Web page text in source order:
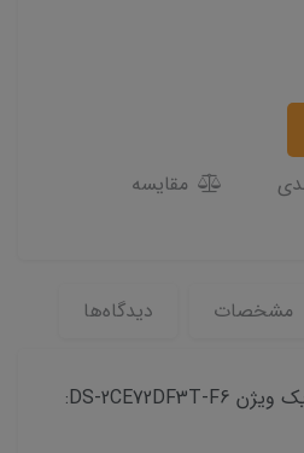
مقایسه
مشخصات دیدگاه‌ها
دوربین مداربسته دام هایک ویژن DS-2CE72DF3T-F6: